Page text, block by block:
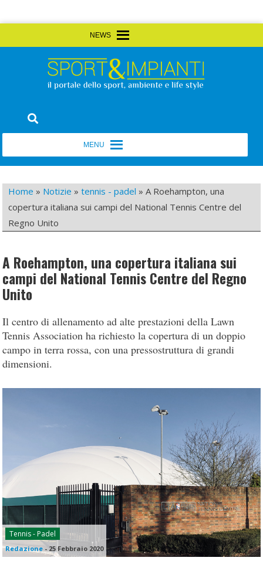
to
Sport&Impianti
Home » Notizie »tennis - padel »A Roehampton, una
copertura italiana sui campi del National Tennis Centre del
Regno Unito
A Roehampton, una copertura italiana sui
campi del National Tennis Centre del Regno
Unito
Il centro di allenamento ad alte prestazioni della Lawn
Tennis Association ha richiesto la copertura di un doppio
campo in terra rossa, con una pressostruttura di grandi
dimensioni.
Tennis - Padel
Redazione - 25 Febbraio 2020